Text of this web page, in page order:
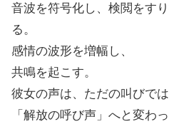
音波を符号化し、検閲をす
る。
感情の波形を増幅し、
共鳴を起こす。
彼女の声は、ただの叫びでは
「解放の呼び声」へと変わっ